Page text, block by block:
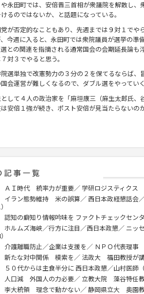
永田町では、安倍晋三首相が衆議院を解散し、
るのではないか、と話題になっている。
が否定的なこともあり、先週までは９対１でや
今週に入ると、永田町では衆院議員が選挙の準
との関連を指摘される通常国会の会期延長論も
対３でやると思う。
選単独で改憲勢力の３分の２を保てるならば、
会運営が難しくなるので、ダブル選をやってい
して４人の政治家を「麻垣康三（麻生太郎氏、
安倍１強が続き、ポスト安倍が見当たらないの
Ｉ時代 統率力が重要／ 学研ロジスティクス
ラン態勢維持 米の誤算／ 西日本政経懇話会
知の癖知り情報吟味を ファクトチェックセ
ルムズ海峡／行方に注目／西日本政懇／ ニッ
護離職防止／企業は支援を／ ＮＰＯ代表理
新たな対中関係 模索を／ 法政大 福田教授が
０代からは主食半分に 西日本政懇／山村医師
口減 外国人の力必要／ 立教大院 藻谷特任
大統領 理念で動かない／ 静岡県立大 奥園